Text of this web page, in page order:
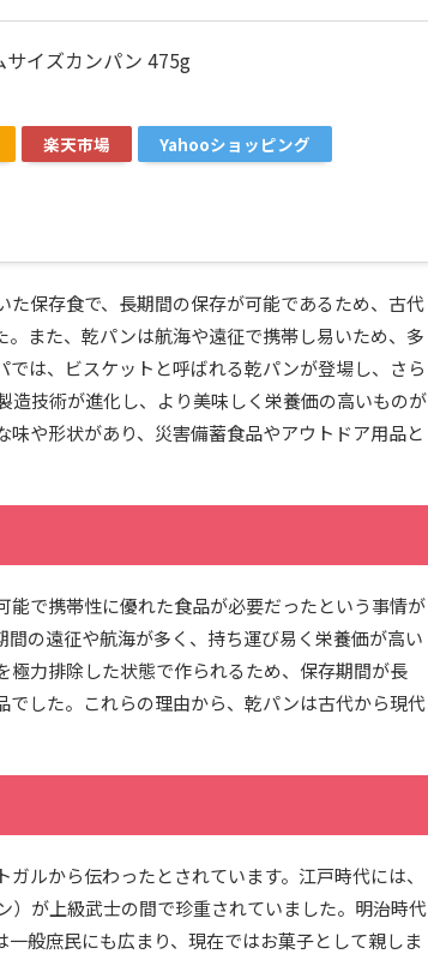
サイズカンパン 475g
楽天市場 Yahooショッピング
保存食で、長期間の保存が可能であるため、古代
また、乾パンは航海や遠征で携帯し易いため、多
は、ビスケットと呼ばれる乾パンが登場し、さら
造技術が進化し、より美味しく栄養価の高いものが
や形状があり、災害備蓄食品やアウトドア用品と
で携帯性に優れた食品が必要だったという事情が
の遠征や航海が多く、持ち運び易く栄養価が高い
力排除した状態で作られるため、保存期間が長
でした。これらの理由から、乾パンは古代から現代
ルから伝わったとされています。江戸時代には、
）が上級武士の間で珍重されていました。明治時代
般庶民にも広まり、現在ではお菓子として親しま